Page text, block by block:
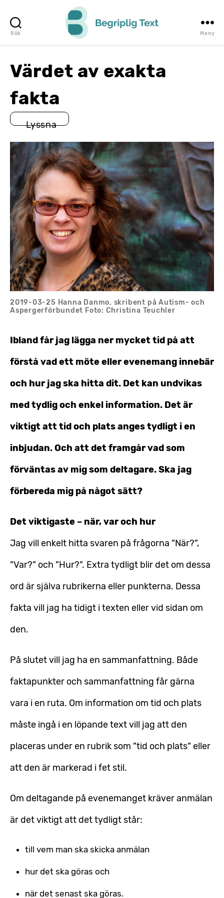
Sök
Text
Meny
Värdet av exakta
fakta
Lyssna
2019-03-25 Hanna Danmo, skribent på Autism- och
Aspergerförbundet Foto: Christina Teuchler
Ibland får jag lägga ner mycket tid på att
förstå vad ett möte eller evenemang innebär
och hur jag ska hitta dit. Det kan undvikas
med tydlig och enkel information. Det är
viktigt att tid och plats anges tydligt i en
inbjudan. Och att det framgår vad som
förväntas av mig som deltagare. Ska jag
förbereda mig på något sätt?
Det viktigaste – när, var och hur
Jag vill enkelt hitta svaren på frågorna ”När?”,
”Var?” och ”Hur?”. Extra tydligt blir det om dessa
ord är själva rubrikerna eller punkterna. Dessa
fakta vill jag ha tidigt i texten eller vid sidan om
den.
På slutet vill jag ha en sammanfattning. Både
faktapunkter och sammanfattning får gärna
vara i en ruta. Om information om tid och plats
måste ingå i en löpande text vill jag att den
placeras under en rubrik som ”tid och plats” eller
att den är markerad i fet stil.
Om deltagande på evenemanget kräver anmälan
är det viktigt att det tydligt står:
till vem man ska skicka anmälan
hur det ska göras och
när det senast ska göras.